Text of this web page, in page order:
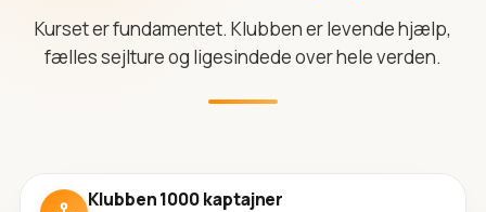
Kurset er fundamentet. Klubben er levende hjælp,
fælles sejlture og ligesindede over hele verden.
Klubben 1000 kaptajner